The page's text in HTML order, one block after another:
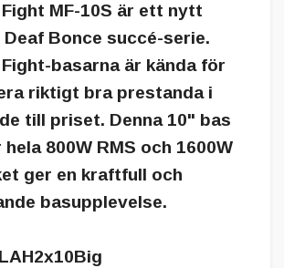
MF-10S är ett nytt
Bonce succé-serie.
basarna är kända för
riktigt bra prestanda i
till priset. Denna 10" bas
800W RMS och 1600W
ger en kraftfull och
basupplevelse.